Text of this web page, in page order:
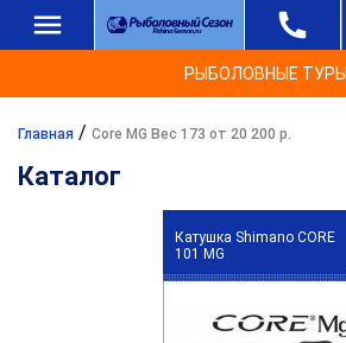
РЫБОЛОВНЫЕ ТУРЫ
Главная / Core MG Вес 173 от 20 200 р.
Каталог
Катушка Shimano CORE
101 MG